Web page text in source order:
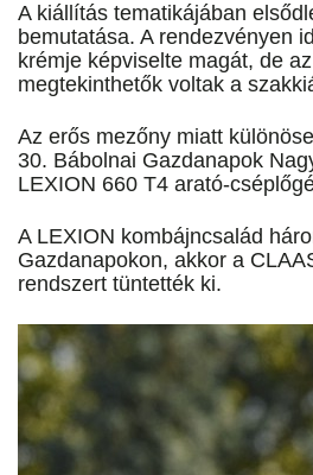
A kiállítás tematikájában
bemutatása. A rendezvényen
krémje képviselte magát, de
megtekinthetők voltak a
Az erős mezőny miatt
30. Bábolnai Gazdanapok
LEXION 660 T4 arató-
A LEXION kombájncsalád
Gazdanapokon, akkor a
rendszert tüntették ki.